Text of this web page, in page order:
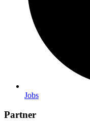
Jobs
Partner